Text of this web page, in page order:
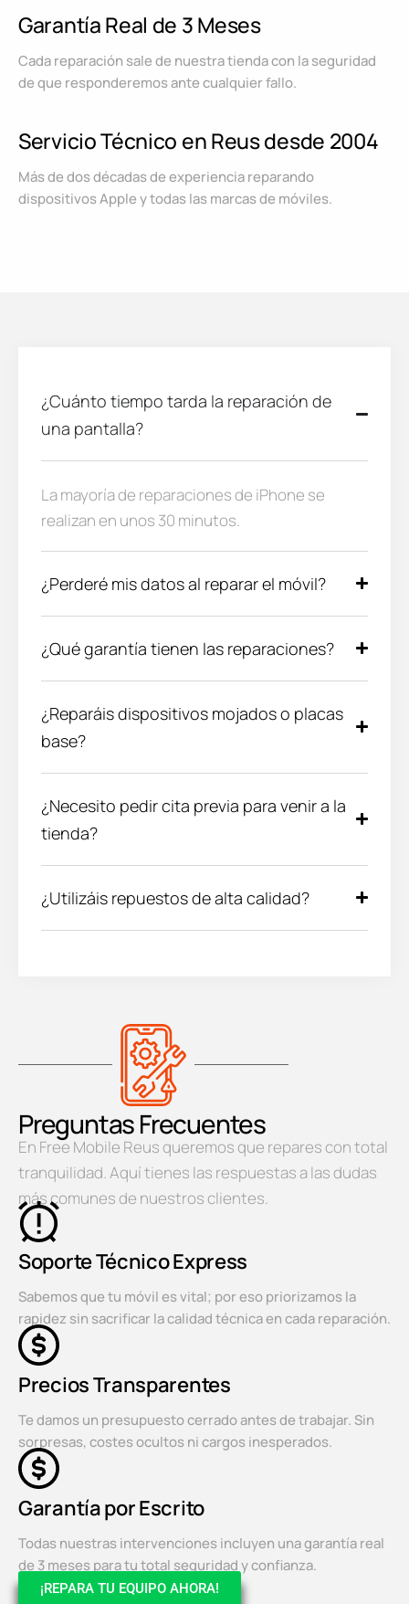
Garantía Real de 3 Meses
Cada reparación sale de nuestra tienda con la seguridad
de que responderemos ante cualquier fallo.
Servicio Técnico en Reus desde 2004
Más de dos décadas de experiencia reparando
dispositivos Apple y todas las marcas de móviles.
¿Cuánto tiempo tarda la reparación de
una pantalla?
La mayoría de reparaciones de iPhone se
realizan en unos 30 minutos.
¿Perderé mis datos al reparar el móvil?
¿Qué garantía tienen las reparaciones?
¿Reparáis dispositivos mojados o placas
base?
¿Necesito pedir cita previa para venir a la
tienda?
¿Utilizáis repuestos de alta calidad?
Preguntas Frecuentes
En Free Mobile Reus queremos que repares con total
tranquilidad. Aquí tienes las respuestas a las dudas
más comunes de nuestros clientes.
Soporte Técnico Express
Sabemos que tu móvil es vital; por eso priorizamos la
rapidez sin sacrificar la calidad técnica en cada reparación.
Precios Transparentes
Te damos un presupuesto cerrado antes de trabajar. Sin
sorpresas, costes ocultos ni cargos inesperados.
Garantía por Escrito
Todas nuestras intervenciones incluyen una garantía real
de 3 meses para tu total seguridad y confianza.
¡REPARA TU EQUIPO AHORA!